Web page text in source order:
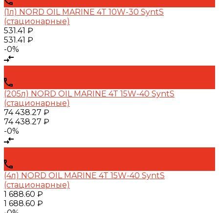
(1л) NORD OIL MARINE 4T 10W-30 SyntS
(стационарные)
531.41 ₽
531.41 ₽
-0%
(205л) NORD OIL MARINE 4T 15W-40 SyntS
(стационарные)
74 438.27 ₽
74 438.27 ₽
-0%
(4л) NORD OIL MARINE 4T 15W-40 SyntS
(стационарные)
1 688.60 ₽
1 688.60 ₽